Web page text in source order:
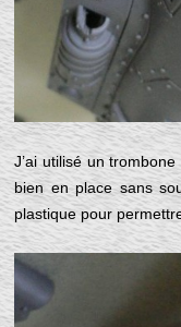
J’ai utilisé un
bien en place sans
plastique pour